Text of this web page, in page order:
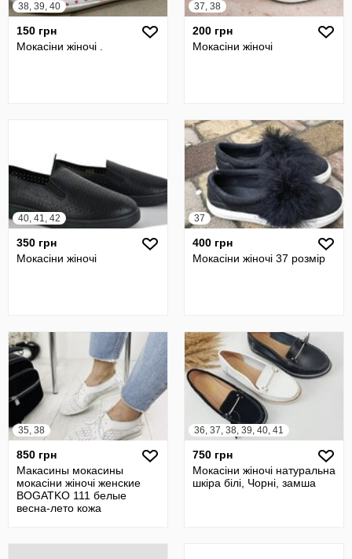
38, 39, 40
150 грн
Мокасіни жіночі .
37, 38
200 грн
Мокасіни жіночі
40, 41, 42
350 грн
Мокасіни жіночі
37
400 грн
Мокасіни жіночі 37 розмір
35, 38
850 грн
Макасины мокасины
мокасіни жіночі женские
BOGATKO 111 белые
весна-лето кожа
36, 37, 38, 39, 40, 41
750 грн
Мокасіни жіночі натуральна
шкіра білі, Чорні, замша